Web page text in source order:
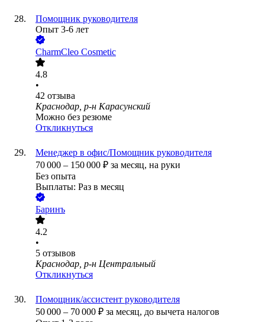
Помощник руководителя
Опыт 3-6 лет
CharmCleo Cosmetic
4.8
•
42 отзыва
Краснодар, р-н Карасунский
Можно без резюме
Откликнуться
Менеджер в офис/Помощник руководителя
70 000 – 150 000 ₽ за месяц, на руки
Без опыта
Выплаты: Раз в месяц
Баринъ
4.2
•
5 отзывов
Краснодар, р-н Центральный
Откликнуться
Помощник/ассистент руководителя
50 000 – 70 000 ₽ за месяц, до вычета налогов